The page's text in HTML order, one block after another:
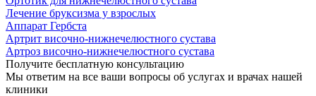
Лечение бруксизма у взрослых
Аппарат Гербста
Артрит височно-нижнечелюстного сустава
Артроз височно-нижнечелюстного сустава
Получите бесплатную консультацию
Мы ответим на все ваши вопросы об услугах и врачах нашей
клиники